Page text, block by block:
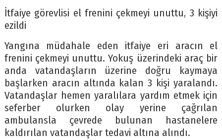
İtfaiye görevlisi el frenini çekmeyi unuttu, 3 kişiyi
ezildi
Yangına müdahale eden itfaiye eri aracın el
frenini çekmeyi unuttu. Yokuş üzerindeki araç bir
anda vatandaşların üzerine doğru kaymaya
başlarken aracın altında kalan 3 kişi yaralandı.
Vatandaşlar hemen yaralılara yardım etmek için
seferber olurken olay yerine çağrılan
ambulansla çevrede bulunan hastanelere
kaldırılan vatandaşlar tedavi altına alındı.